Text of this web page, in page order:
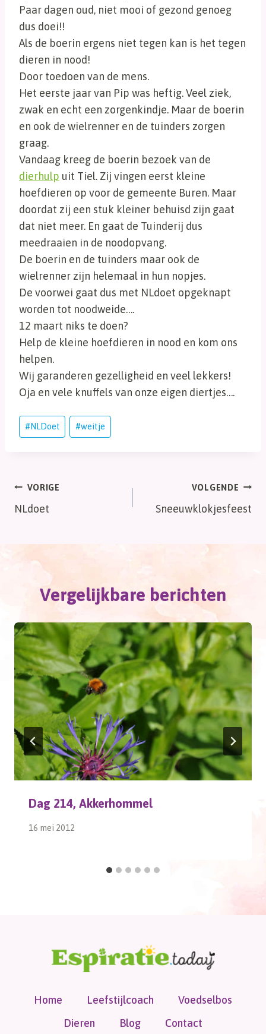
Paar dagen oud, niet mooi of gezond genoeg
dus doei!!
Als de boerin ergens niet tegen kan is het tegen
dieren in nood!
Door toedoen van de mens.
Het eerste jaar van Pip was heftig. Veel ziek,
zwak en echt een zorgenkindje. Maar de boerin
en ook de wielrenner en de tuinders zorgen
graag.
Vandaag kreeg de boerin bezoek van de
dierhulp uit Tiel. Zij vingen eerst kleine
hoefdieren op voor de gemeente Buren. Maar
doordat zij een stuk kleiner behuisd zijn gaat
dat niet meer. En gaat de Tuinderij dus
meedraaien in de noodopvang.
De boerin en de tuinders maar ook de
wielrenner zijn helemaal in hun nopjes.
De voorwei gaat dus met NLdoet opgeknapt
worden tot noodweide….
12 maart niks te doen?
Help de kleine hoefdieren in nood en kom ons
helpen.
Wij garanderen gezelligheid en veel lekkers!
Oja en vele knuffels van onze eigen diertjes….
Bericht
tags:
# NLDoet #weitje
Bericht
navigatie
VORIGE
NLdoet
VOLGENDE
Sneeuwklokjesfeest
Vergelijkbare berichten
Dag 214, Akkerhommel
16 mei 2012
Home Leefstijlcoach
Voedselbos
Dieren
Blog Contact